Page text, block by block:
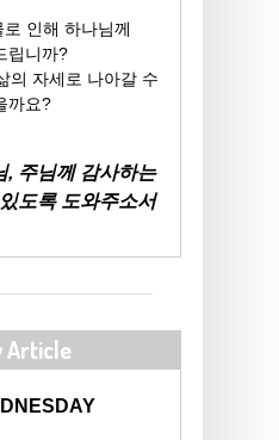
인해 하나님께
립니까?
의 자세로 나아갈 수
까요?
, 주님께 감사하는
도록 도와주소서
Article